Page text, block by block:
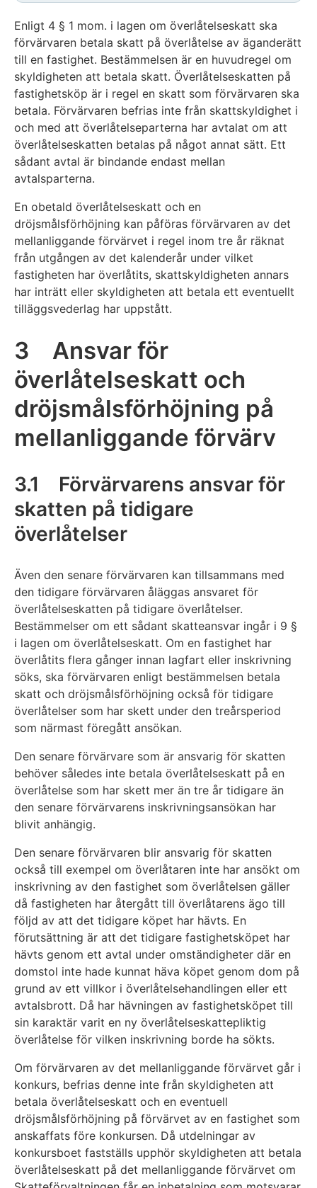
Enligt 4 § 1 mom. i lagen om överlåtelseskatt ska
förvärvaren betala skatt på överlåtelse av äganderätt
till en fastighet. Bestämmelsen är en huvudregel om
skyldigheten att betala skatt. Överlåtelseskatten på
fastighetsköp är i regel en skatt som förvärvaren ska
betala. Förvärvaren befrias inte från skattskyldighet i
och med att överlåtelseparterna har avtalat om att
överlåtelseskatten betalas på något annat sätt. Ett
sådant avtal är bindande endast mellan
avtalsparterna.
En obetald överlåtelseskatt och en
dröjsmålsförhöjning kan påföras förvärvaren av det
mellanliggande förvärvet i regel inom tre år räknat
från utgången av det kalenderår under vilket
fastigheten har överlåtits, skattskyldigheten annars
har inträtt eller skyldigheten att betala ett eventuellt
tilläggsvederlag har uppstått.
3 Ansvar för
överlåtelseskatt och
dröjsmålsförhöjning på
mellanliggande förvärv
3.1 Förvärvarens ansvar för
skatten på tidigare
överlåtelser
Även den senare förvärvaren kan tillsammans med
den tidigare förvärvaren åläggas ansvaret för
överlåtelseskatten på tidigare överlåtelser.
Bestämmelser om ett sådant skatteansvar ingår i 9 §
i lagen om överlåtelseskatt. Om en fastighet har
överlåtits flera gånger innan lagfart eller inskrivning
söks, ska förvärvaren enligt bestämmelsen betala
skatt och dröjsmålsförhöjning också för tidigare
överlåtelser som har skett under den treårsperiod
som närmast föregått ansökan.
Den senare förvärvare som är ansvarig för skatten
behöver således inte betala överlåtelseskatt på en
överlåtelse som har skett mer än tre år tidigare än
den senare förvärvarens inskrivningsansökan har
blivit anhängig.
Den senare förvärvaren blir ansvarig för skatten
också till exempel om överlåtaren inte har ansökt om
inskrivning av den fastighet som överlåtelsen gäller
då fastigheten har återgått till överlåtarens ägo till
följd av att det tidigare köpet har hävts. En
förutsättning är att det tidigare fastighetsköpet har
hävts genom ett avtal under omständigheter där en
domstol inte hade kunnat häva köpet genom dom på
grund av ett villkor i överlåtelsehandlingen eller ett
avtalsbrott. Då har hävningen av fastighetsköpet till
sin karaktär varit en ny överlåtelseskattepliktig
överlåtelse för vilken inskrivning borde ha sökts.
Om förvärvaren av det mellanliggande förvärvet går i
konkurs, befrias denne inte från skyldigheten att
betala överlåtelseskatt och en eventuell
dröjsmålsförhöjning på förvärvet av en fastighet som
anskaffats före konkursen. Då utdelningar av
konkursboet fastställs upphör skyldigheten att betala
överlåtelseskatt på det mellanliggande förvärvet om